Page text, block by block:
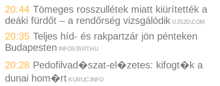
20:44 Tömeges rosszullétek miatt kiürítették a
deáki fürdőt – a rendőrség vizsgálódik UJSZO.COM
20:35 Teljes híd- és rakpartzár jön pénteken
Budapesten
INFOSTART.HU
20:28 Pedofilvad�szat-el�zetes: kifogt�k a
dunai hom�rt KURUC.INFO